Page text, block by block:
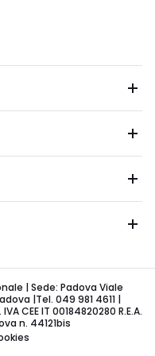
| Sede: Padova Viale
|Tel. 049 981 4611 |
CEE IT 00184820280 R.E.A.
n. 44121bis